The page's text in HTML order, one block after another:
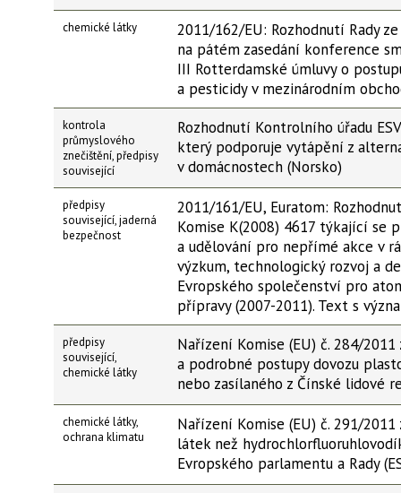
chemické látky
2011/162/EU: Rozhodnutí Rady
na pátém zasedání konference
III Rotterdamské úmluvy o
a pesticidy v mezinárodním
kontrola
průmyslového
znečištění, předpisy
související
Rozhodnutí Kontrolního úřadu
který podporuje vytápění z
v domácnostech (Norsko)
předpisy
související, jaderná
bezpečnost
2011/161/EU, Euratom:
Komise K(2008) 4617 týkající se
a udělování pro nepřímé akce v
výzkum, technologický rozvoj a
Evropského společenství pro
přípravy (2007-2011). Text s
předpisy
související,
chemické látky
Nařízení Komise (EU) č. 284/
a podrobné postupy dovozu
nebo zasílaného z Čínské lidové
chemické látky,
ochrana klimatu
Nařízení Komise (EU) č. 291/
látek než
Evropského parlamentu a Rady